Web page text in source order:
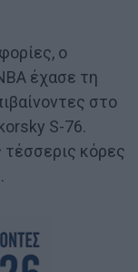
ο
έχασε τη
στο
S-76.
τέσσερις κόρες